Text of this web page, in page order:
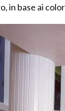
in base ai